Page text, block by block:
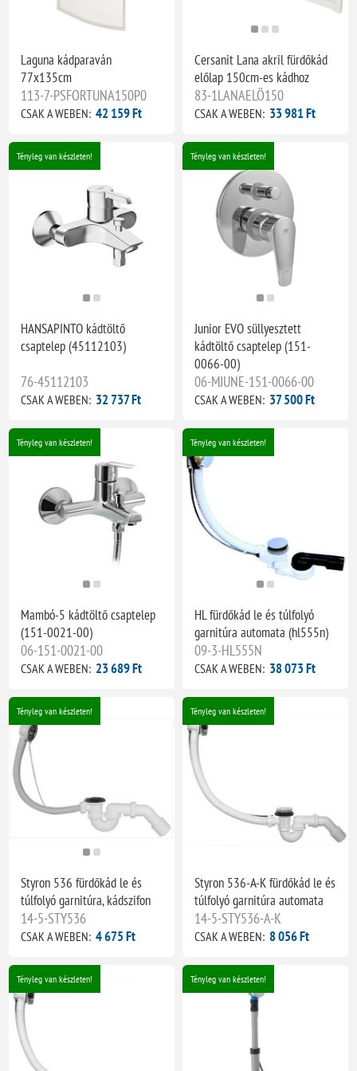
Laguna kádparaván
77x135cm
113-7-PSFORTUNA150P0
CSAK A WEBEN: 42 159 Ft
Cersanit Lana akril fürdőkád
előlap 150cm-es kádhoz
83-1LANAELÖ150
CSAK A WEBEN: 33 981 Ft
Tényleg van készleten!
HANSAPINTO kádtöltő
csaptelep (45112103)
76-45112103
CSAK A WEBEN: 32 737 Ft
Tényleg van készleten!
Junior EVO süllyesztett
kádtöltő csaptelep (151-
0066-00)
06-MJUNE-151-0066-00
CSAK A WEBEN: 37 500 Ft
Tényleg van készleten!
Mambó-5 kádtöltő csaptelep
(151-0021-00)
06-151-0021-00
CSAK A WEBEN: 23 689 Ft
Tényleg van készleten!
HL fürdőkád le és túlfolyó
garnitúra automata (hl555n)
09-3-HL555N
CSAK A WEBEN: 38 073 Ft
Tényleg van készleten!
Styron 536 fürdőkád le és
túlfolyó garnitúra, kádszifon
14-5-STY536
CSAK A WEBEN: 4 675 Ft
Tényleg van készleten!
Styron 536-A-K fürdőkád le és
túlfolyó garnitúra automata
14-5-STY536-A-K
CSAK A WEBEN: 8 056 Ft
Tényleg van készleten! Tényleg van készleten!